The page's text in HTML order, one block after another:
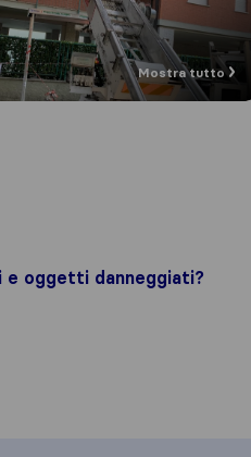
Mostra tutto
e oggetti danneggiati?